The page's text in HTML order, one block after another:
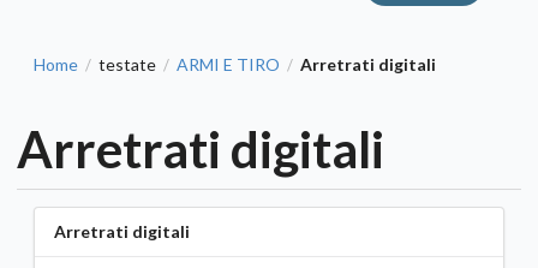
Home / testate / ARMI E TIRO / Arretrati digitali
Arretrati digitali
Arretrati digitali